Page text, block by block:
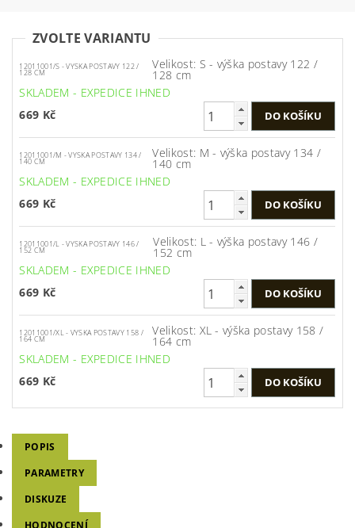
ZVOLTE VARIANTU
12011001/S - VYSKA POSTAVY 122 /
128 CM
Velikost: S - výška postavy 122 /
128 cm
SKLADEM - EXPEDICE IHNED
669 Kč
12011001/M - VYSKA POSTAVY 134 /
140 CM
Velikost: M - výška postavy 134 /
140 cm
SKLADEM - EXPEDICE IHNED
669 Kč
12011001/L - VYSKA POSTAVY 146 /
152 CM
Velikost: L - výška postavy 146 /
152 cm
SKLADEM - EXPEDICE IHNED
669 Kč
12011001/XL - VYSKA POSTAVY 158 /
164 CM
Velikost: XL - výška postavy 158 /
164 cm
SKLADEM - EXPEDICE IHNED
669 Kč
POPIS
PARAMETRY
DISKUZE
HODNOCENÍ